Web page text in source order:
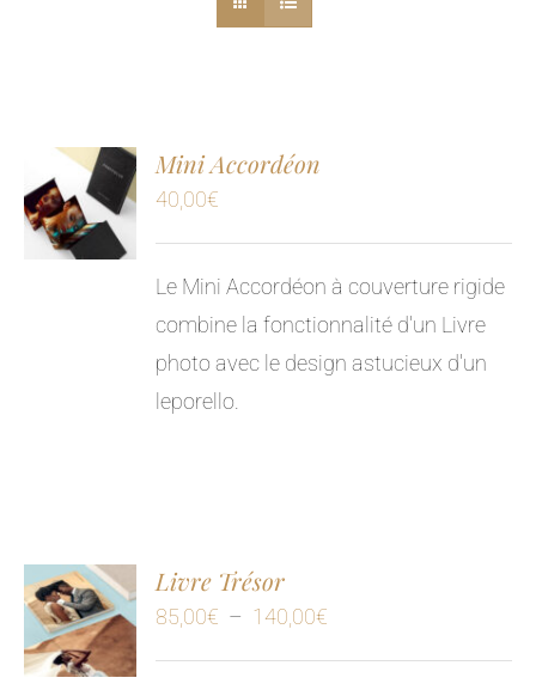
Mini Accordéon
40,00€
Le Mini Accordéon à couverture rigide
combine la fonctionnalité d'un Livre
photo avec le design astucieux d'un
leporello.
Livre Trésor
85,00€ – 140,00€
de